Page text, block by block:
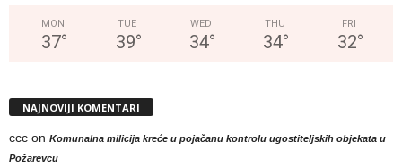
MON
37°
TUE
39°
WED
34°
THU
34°
FRI
32°
NAJNOVIJI KOMENTARI
ccc on Komunalna milicija kreće u pojačanu kontrolu ugostiteljskih objekata u
Požarevcu